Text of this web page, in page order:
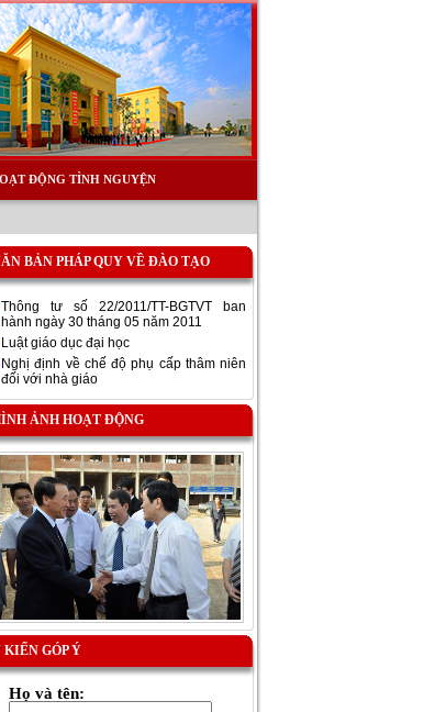
ĐỘNG TÌNH NGUYỆN
BẢN PHÁP QUY VỀ ĐÀO TẠO
Thông tư số 22/2011/TT-BGTVT ban
hành ngày 30 tháng 05 năm 2011
Luật giáo dục đại học
Nghị định về chế độ phụ cấp thâm niên
đối với nhà giáo
ẢNH HOẠT ĐỘNG
KIẾN GÓP Ý
Họ và tên: